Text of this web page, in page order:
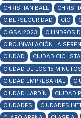
CHRISTIAN BALE
CIBERSEGURIDAD
CIC
CIGSA 2023
CILINDROS
CIRCUNVALACIÓN LA
CIUDAD
CIUDAD CICLISTA
CIUDAD DE LOS 15 MINUTOS
CIUDAD EMPRESARIAL
CIUDAD JARDÍN
CIUDAD
CIUDADES
CIUDADES